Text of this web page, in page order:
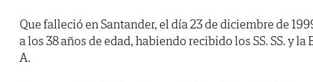
Que falleció en Santander, el día 23 de diciembre de
a los 38 años de edad, habiendo recibido los SS. SS. y la
A.